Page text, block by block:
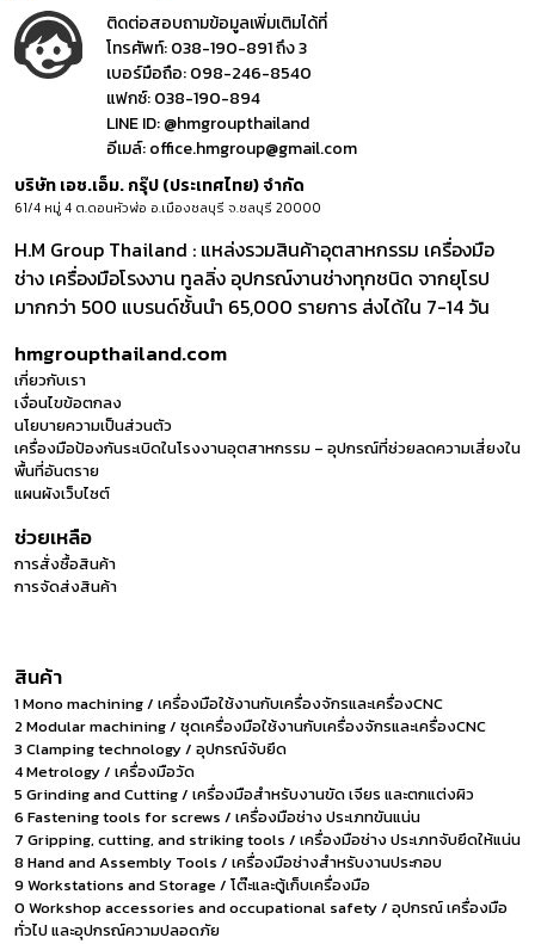
ติดต่อสอบถามข้อมูลเพิ่มเติมได้ที่
โทรศัพท์:038-190-891 ถึง 3
เบอร์มือถือ:098-246-8540
แฟกซ์:038-190-894
LINE ID:@hmgroupthailand
อีเมล์:office.hmgroup@gmail.com
บริษัท เอช.เอ็ม. กรุ๊ป (ประเทศไทย) จำกัด
61/4 หมู่ 4 ต.ดอนหัวฬ่อ อ.เมืองชลบุรี จ.ชลบุรี 20000
H.M Group Thailand : แหล่งรวมสินค้าอุตสาหกรรม เครื่องมือ
ช่าง เครื่องมือโรงงาน ทูลลิ่ง อุปกรณ์งานช่างทุกชนิด จากยุโรป
มากกว่า 500 แบรนด์ชั้นนำ 65,000 รายการ ส่งได้ใน 7-14 วัน
hmgroupthailand.com
เกี่ยวกับเรา
เงื่อนไขข้อตกลง
นโยบายความเป็นส่วนตัว
เครื่องมือป้องกันระเบิดในโรงงานอุตสาหกรรม – อุปกรณ์ที่ช่วยลดความเสี่ยงใน
พื้นที่อันตราย
แผนผังเว็บไซต์
ช่วยเหลือ
การสั่งซื้อสินค้า
การจัดส่งสินค้า
สินค้า
1 Mono machining / เครื่องมือใช้งานกับเครื่องจักรและเครื่องCNC
2 Modular machining / ชุดเครื่องมือใช้งานกับเครื่องจักรและเครื่องCNC
3 Clamping technology / อุปกรณ์จับยึด
4 Metrology / เครื่องมือวัด
5 Grinding and Cutting / เครื่องมือสำหรับงานขัด เจียร และตกแต่งผิว
6 Fastening tools for screws / เครื่องมือช่าง ประเภทขันแน่น
7 Gripping, cutting, and striking tools / เครื่องมือช่าง ประเภทจับยึดให้แน่น
8 Hand and Assembly Tools / เครื่องมือช่างสำหรับงานประกอบ
9 Workstations and Storage / โต๊ะและตู้เก็บเครื่องมือ
0 Workshop accessories and occupational safety / อุปกรณ์ เครื่องมือ
ทั่วไป และอุปกรณ์ความปลอดภัย